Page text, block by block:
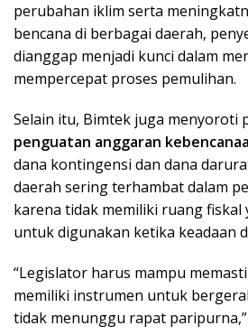
perubahan iklim serta
bencana di berbagai daerah,
dianggap menjadi kunci dalam
mempercepat proses pemulihan.
Selain itu, Bimtek juga menyoroti
penguatan anggaran
dana kontingensi dan dana
daerah sering terhambat dalam
karena tidak memiliki ruang fiskal
untuk digunakan ketika keadaan
“Legislator harus mampu
memiliki instrumen untuk
tidak menunggu rapat